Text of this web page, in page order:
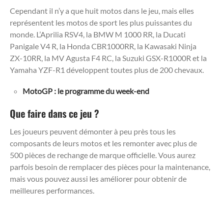
Cependant il n’y a que huit motos dans le jeu, mais elles
représentent les motos de sport les plus puissantes du
monde. L’Aprilia RSV4, la BMW M 1000 RR, la Ducati
Panigale V4 R, la Honda CBR1000RR, la Kawasaki Ninja
ZX-10RR, la MV Agusta F4 RC, la Suzuki GSX-R1000R et la
Yamaha YZF-R1 développent toutes plus de 200 chevaux.
MotoGP : le programme du week-end
Que faire dans ce jeu ?
Les joueurs peuvent démonter à peu près tous les
composants de leurs motos et les remonter avec plus de
500 pièces de rechange de marque officielle. Vous aurez
parfois besoin de remplacer des pièces pour la maintenance,
mais vous pouvez aussi les améliorer pour obtenir de
meilleures performances.